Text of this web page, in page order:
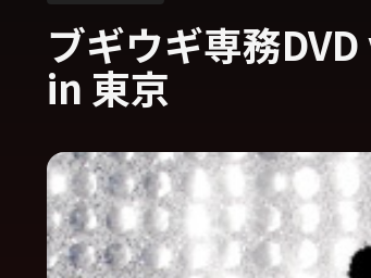
ブギウギ専務
in 東京